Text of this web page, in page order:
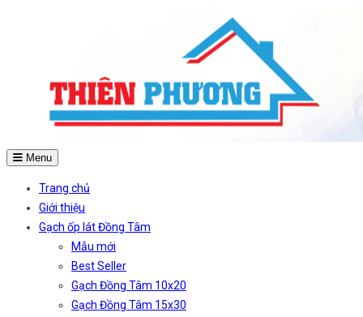
Menu
Trang chủ
Giới thiệu
Gạch ốp lát Đồng Tâm
Mẫu mới
Best Seller
Gạch Đồng Tâm 10x20
Gạch Đồng Tâm 15x30